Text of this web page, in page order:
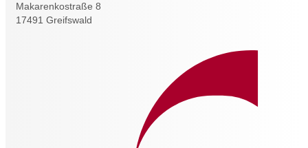
Makarenkostraße 8
17491 Greifswald